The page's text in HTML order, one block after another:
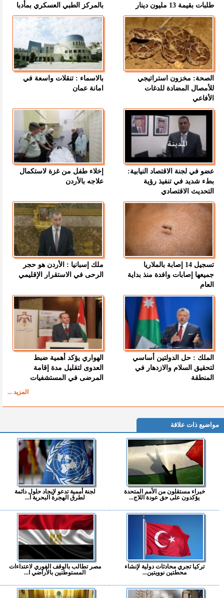
طلبات بقيمة 13 مليون دينار بالمركز الطبي العسكري بمأدبا
الصحة: مخزون استراتيجي
للأمصال المضادة للدغات
الأفاعي
بالاسماء : تنقلات واسعة في
امانة عمان
عضو في لجنة الاقتصاد النيابية:
بطء شديد في تنفيذ رؤية
التحديث الاقتصادي
إخلاء طفل من غزة لاستكمال
علاجه بالأردن
تسجيل 14 إصابة بالملاريا
جميعها إصابات وافدة منذ بداية
العام
ملك إسبانيا : الأردن هو حجر
الرحى في الاستقرار الإقليمي
الملك : حل الدولتين أساسي
لتحقيق السلام والازدهار في
المنطقة
الهواري يؤكد أهمية ضبط
العدوى لتقليل مدة إقامة
المرضى في المستشفيات
المزيد ...
مواضيع ذات علاقة
خبراء مستقلون من الأمم المتحدة
يؤكدون على حق عودة اللاج...
لجنة أممية تدعو لإيجاد حلول دائمة
لطرق الهجرة البحرية ا...
تركيا تجري محادثات دولية لإنشاء
محطتين نوويتين...
مصر تطالب بالوقف الفوري لاعتداءات
المستوطنين بالأراضي ا...